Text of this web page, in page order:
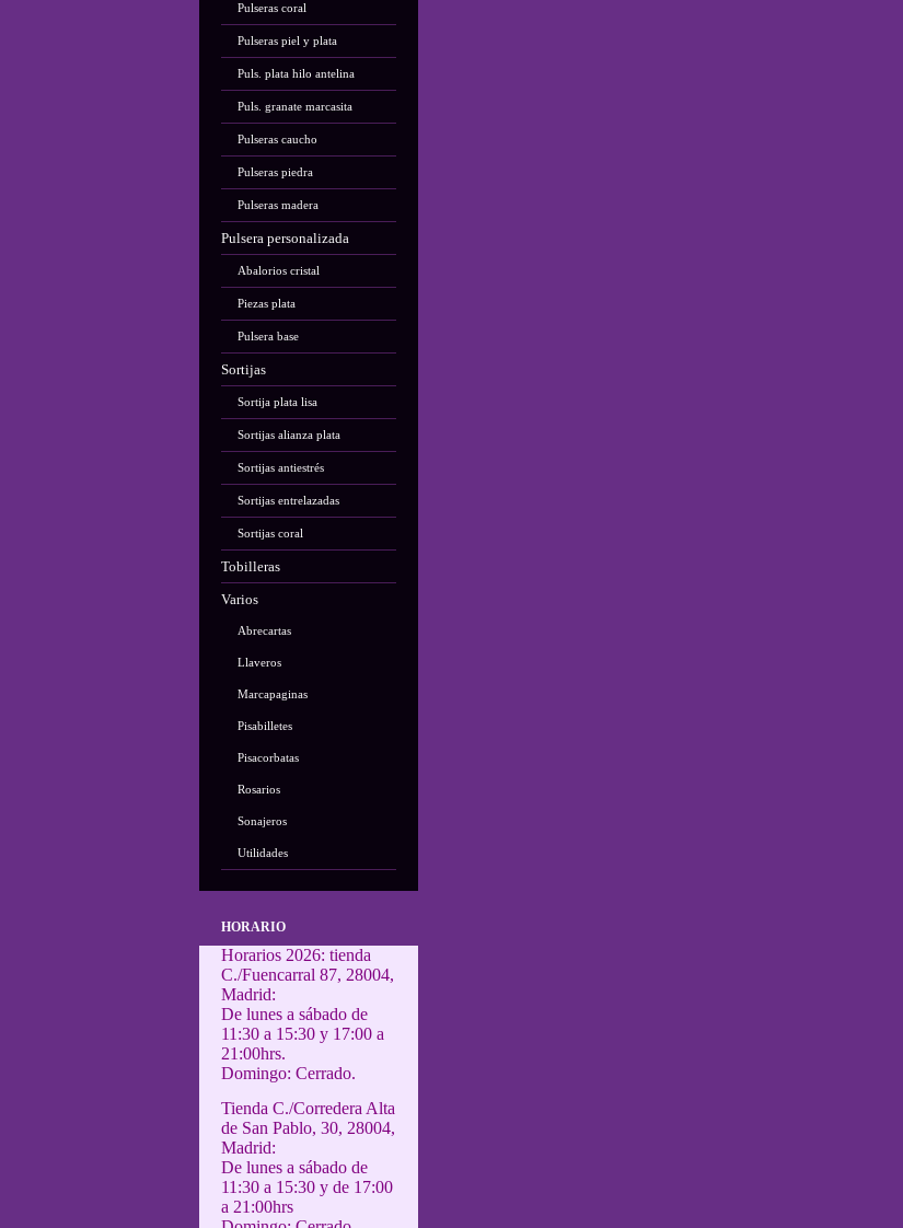
Pulseras coral
Pulseras piel y plata
Puls. plata hilo antelina
Puls. granate marcasita
Pulseras caucho
Pulseras piedra
Pulseras madera
Pulsera personalizada
Abalorios cristal
Piezas plata
Pulsera base
Sortijas
Sortija plata lisa
Sortijas alianza plata
Sortijas antiestrés
Sortijas entrelazadas
Sortijas coral
Tobilleras
Varios
Abrecartas
Llaveros
Marcapaginas
Pisabilletes
Pisacorbatas
Rosarios
Sonajeros
Utilidades
HORARIO
Horarios 2026: tienda
C./Fuencarral 87, 28004,
Madrid:
De lunes a sábado de
11:30 a 15:30 y 17:00 a
21:00hrs.
Domingo: Cerrado.
Tienda C./Corredera Alta
de San Pablo, 30, 28004,
Madrid:
De lunes a sábado de
11:30 a 15:30 y de 17:00
a 21:00hrs